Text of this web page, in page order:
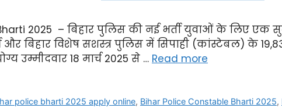
2025 – बिहार पुलिस की नई भर्ती युवाओं के लिए एक
और बिहार विशेष सशस्त्र पुलिस में सिपाही (कांस्टेबल) के
उम्मीदवार 18 मार्च 2025 से … Read more
police bharti 2025 apply online, Bihar Police Constable Bharti 2025,